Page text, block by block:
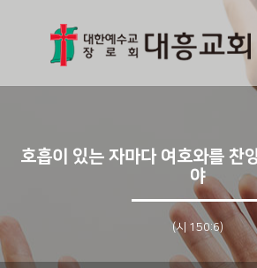
호흡이 있는 자마다 여호와를 찬
야
(시 150:6)